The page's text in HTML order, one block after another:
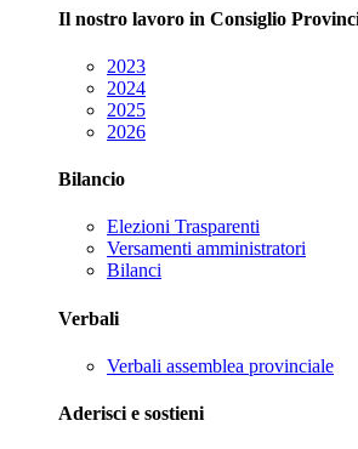
Il nostro lavoro in Consiglio
2023
2024
2025
2026
Bilancio
Elezioni Trasparenti
Versamenti amministratori
Bilanci
Verbali
Verbali assemblea provinciale
Aderisci e sostieni